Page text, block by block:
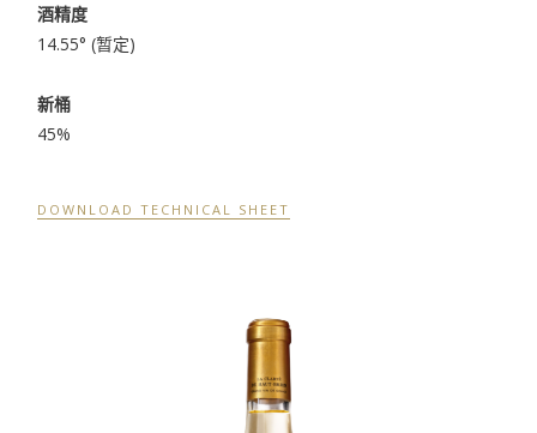
酒精度
14.55° (暂定)
新桶
45%
DOWNLOAD TECHNICAL SHEET